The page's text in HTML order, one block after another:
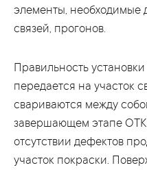
элементы, необходимые
связей, прогонов.
Правильность
передается на участок
свариваются между
завершающем этапе ОТК
отсутствии дефектов
участок покраски.